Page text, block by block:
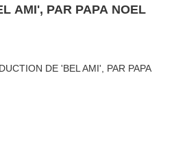
AMI', PAR PAPA NOEL